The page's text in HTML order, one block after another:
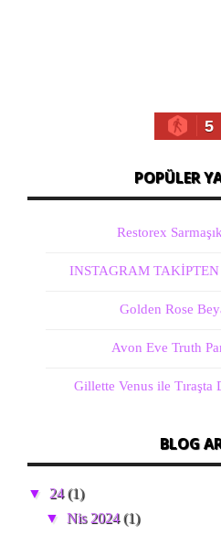
5
POPÜLER
Restorex
INSTAGRAM
Golden Rose
Avon Eve Truth
Gillette Venus ile Tıraşta
BLOG
▼ 24(1)
▼Nis 2024(1)